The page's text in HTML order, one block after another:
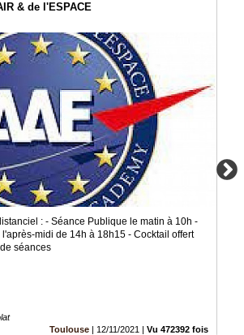
& de l'ESPACE
: - Séance Publique le matin à 10h -
midi de 14h à 18h15 - Cocktail offert
séances
Toulouse | 12/11/2021 | Vu 472392 fois